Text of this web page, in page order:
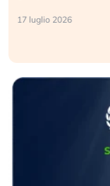
17 luglio 2026